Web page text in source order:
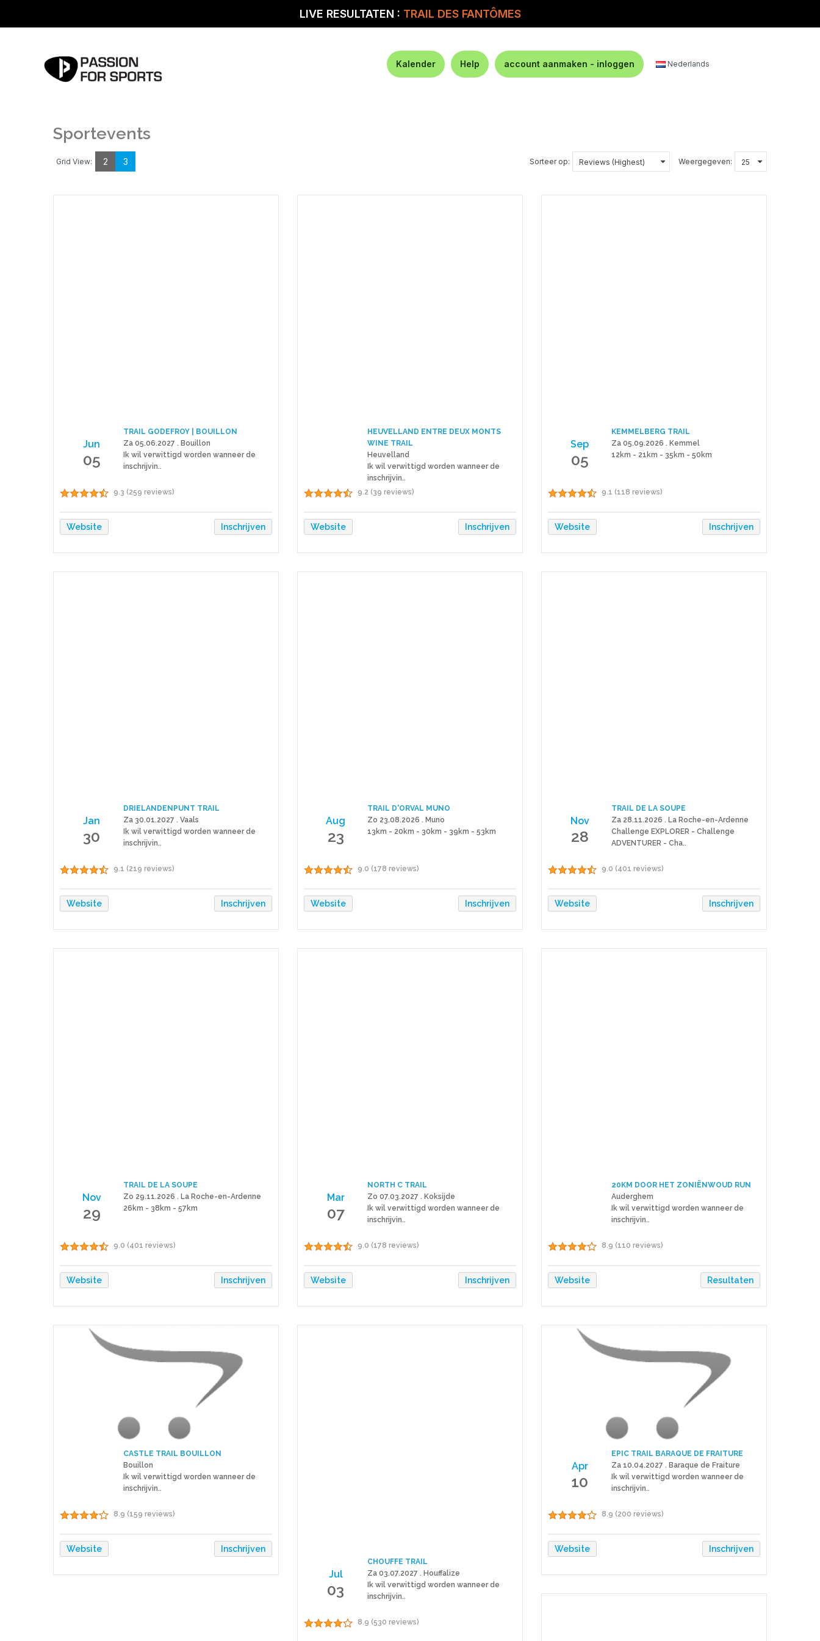
LIVE RESULTATEN : TRAIL DES FANTÔMES
Kalender Help account aanmaken - inloggen Nederlands
Sportevents
Grid View: 2 3 Sorteer op: Weergegeven:
Jun
05
TRAIL GODEFROY | BOUILLON
Za 05.06.2027 . Bouillon
Ik wil verwittigd worden wanneer de
inschrijvin..
9.3 (259 reviews)
Website Inschrijven
HEUVELLAND ENTRE DEUX MONTS
WINE TRAIL
Heuvelland
Ik wil verwittigd worden wanneer de
inschrijvin..
9.2 (39 reviews)
Website Inschrijven
Sep
05
KEMMELBERG TRAIL
Za 05.09.2026 . Kemmel
12km - 21km - 35km - 50km
9.1 (118 reviews)
Website Inschrijven
Jan
30
DRIELANDENPUNT TRAIL
Za 30.01.2027 . Vaals
Ik wil verwittigd worden wanneer de
inschrijvin..
9.1 (219 reviews)
Website Inschrijven
Aug
23
TRAIL D'ORVAL MUNO
Zo 23.08.2026 . Muno
13km - 20km - 30km - 39km - 53km
9.0 (178 reviews)
Website Inschrijven
Nov
28
TRAIL DE LA SOUPE
Za 28.11.2026 . La Roche-en-Ardenne
Challenge EXPLORER - Challenge
ADVENTURER - Cha..
9.0 (401 reviews)
Website Inschrijven
Nov
29
TRAIL DE LA SOUPE
Zo 29.11.2026 . La Roche-en-Ardenne
26km - 38km - 57km
9.0 (401 reviews)
Website Inschrijven
Mar
07
NORTH C TRAIL
Zo 07.03.2027 . Koksijde
Ik wil verwittigd worden wanneer de
inschrijvin..
9.0 (178 reviews)
Website Inschrijven
20KM DOOR HET ZONIËNWOUD RUN
Auderghem
Ik wil verwittigd worden wanneer de
inschrijvin..
8.9 (110 reviews)
Website Resultaten
CASTLE TRAIL BOUILLON
Bouillon
Ik wil verwittigd worden wanneer de
inschrijvin..
8.9 (159 reviews)
Website Inschrijven
Jul
03
CHOUFFE TRAIL
Za 03.07.2027 . Houffalize
Ik wil verwittigd worden wanneer de
inschrijvin..
8.9 (530 reviews)
Apr
10
EPIC TRAIL BARAQUE DE FRAITURE
Za 10.04.2027 . Baraque de Fraiture
Ik wil verwittigd worden wanneer de
inschrijvin..
8.9 (200 reviews)
Website Inschrijven